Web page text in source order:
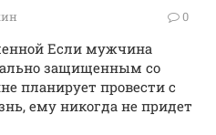
0
Если мужчина
защищенным со
планирует провести с
ему никогда не придет